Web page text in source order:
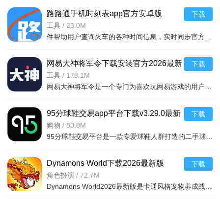
软件功能：
1、内置超20个主流磁力搜索订阅源，用户输入关键词后，软
品类，例如搜索“海贼王”可获取不同年份、不同格式的相关磁力
资源。
2、支持通过精准关键词定位资源，用户可补充年份、类型、
格式等信息，提升搜索结果匹配度，减少无效资源干扰。
3、搜索结果会按资源热度自动排序，近期热门电影、高下载
量动漫等高频访问资源优先展示，方便用户快速找到优质、高有
4、提供“在线搜索仓库”列表，包含SOBT、磁力蜘蛛等多个订
阅源，用户可手动选择“安装”或“卸载”，根据自身需求定制搜索
路路通手机时刻表app官方安卓版
v5.2.8.20260410安卓版
工具 / 23.0M
下载
网易大神将军令下载安装官方2026最新
版v4.15.0安卓版
工具 / 178.1M
下载
95分球鞋交易app平台下载v3.29.0最新
版
购物 / 80.8M
下载
Dynamons World下载2026最新版
v1.12.62 安卓版
角色扮演 / 72.7M
下载